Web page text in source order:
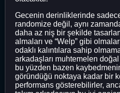
Gecenin derinliklerinde
randomize değil, aynı
daha az niş bir şekilde
almaları ve “Welp” gibi
odaklı kalıntılara sahip
arkadaşları muhtemelen
bu yüzden bazen
göründüğü noktaya kadar bir
performans gösterebilirler,